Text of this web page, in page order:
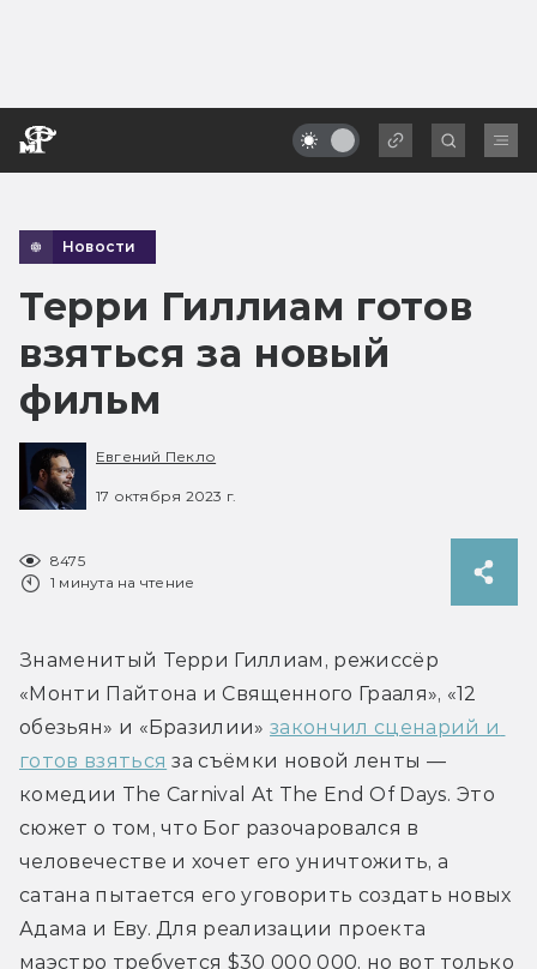
Новости
Терри Гиллиам готов
взяться за новый
фильм
Евгений Пекло
17 октября 2023 г.
8475
1 минута на чтение
Знаменитый Терри Гиллиам, режиссёр
«Монти Пайтона и Священного Грааля», «12
обезьян» и «Бразилии» закончил сценарий и
готов взяться за съёмки новой ленты —
комедии The Carnival At The End Of Days. Это
сюжет о том, что Бог разочаровался в
человечестве и хочет его уничтожить, а
сатана пытается его уговорить создать новых
Адама и Еву. Для реализации проекта
маэстро требуется $30 000 000, но вот только